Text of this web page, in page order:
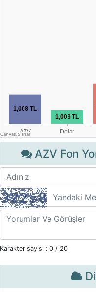
AZV Fon
Karakter sayısı : 0 / 20